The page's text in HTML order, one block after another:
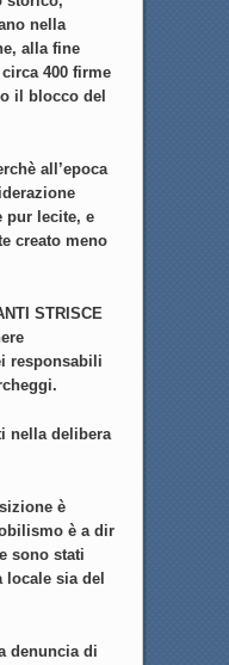
nella
alla fine
400 firme
il blocco del
all’epoca
pur lecite, e
creato meno
STRISCE
responsabili
nella delibera
è
è a dir
sono stati
sia del
denuncia di